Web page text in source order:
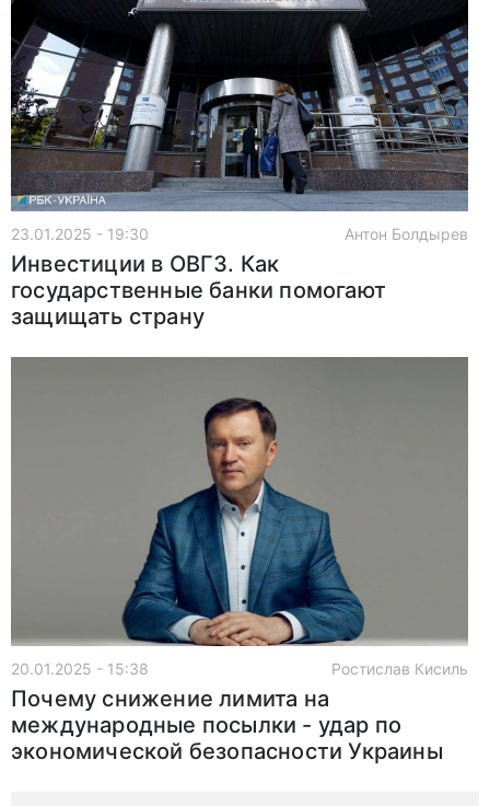
23.01.2025 - 19:30 Антон Болдырев
Инвестиции в ОВГЗ. Как
государственные банки помогают
защищать страну
20.01.2025 - 15:38 Ростислав Кисиль
Почему снижение лимита на
международные посылки - удар по
экономической безопасности Украины